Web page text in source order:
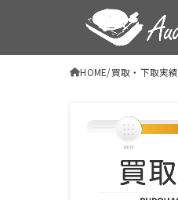
HOME 買取・下取実績